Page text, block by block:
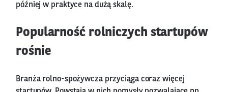
później w praktyce na dużą skalę.
Popularność rolniczych startupów
rośnie
Branża rolno-spożywcza przyciąga coraz więcej